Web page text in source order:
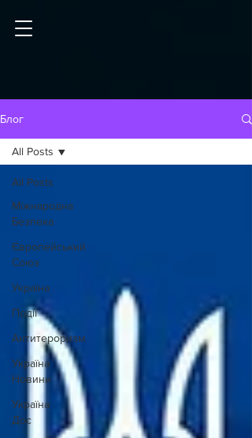
Блог
All Posts
Міжнародна
Безпека
Європейський
Союз
Україна
Події
Антитероризм
Україна
Новини
Україна
Дос
All Posts